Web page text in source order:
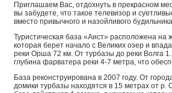
Приглашаем Вас, отдохнуть в прекрасном
вы забудете, что такое телевизор и
вместо привычного и назойливого
Туристическая база «Аист» расположена
которая берет начало с Великих озер и
реки Орша 72 км. От турбазы до реки Волга
глубина фарватера реки 4-7 метра, что
База реконструирована в 2007 году. От
домики турбазы находятся в 15 метрах от